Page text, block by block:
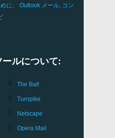
に、 Outlook メール, コン
ールについて:
The Bat!
Turnpike
Netscape
Opera Mail